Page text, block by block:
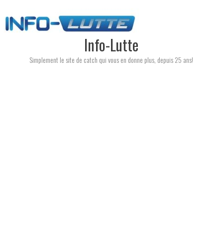
to
content
Info-Lutte
Simplement le site de catch qui vous en donne plus, depuis 25 ans!